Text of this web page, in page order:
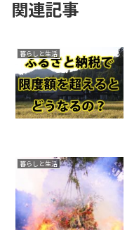
関連記事
暮らしと生活
暮らしと生活